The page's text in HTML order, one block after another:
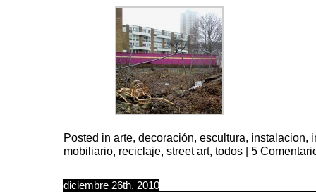
Posted in arte, decoración, escultura, instalacion,
mobiliario, reciclaje, street art, todos | 5
diciembre 26th, 2010